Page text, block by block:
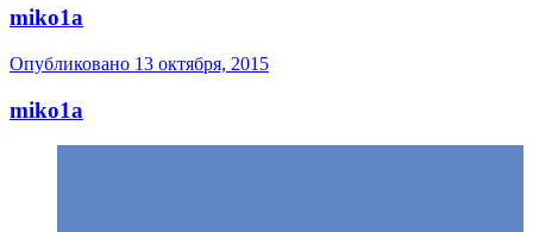
miko1a
Опубликовано 13 октября, 2015
miko1a